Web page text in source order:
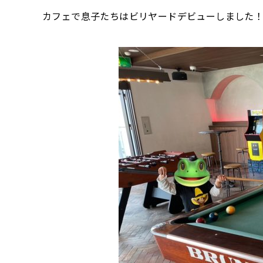
カフェで息子たちはビリヤードデビューしました